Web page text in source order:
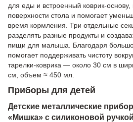
для еды и встроенный коврик-
поверхности стола и помогает
время кормления. Три отдельные
разделять разные продукты и
пищи для малыша. Благодаря
помогает поддерживать чистоту
тарелки-коврика — около 30 см в
см, объем ≈ 450 мл.
Приборы для детей
Детские металлические
«Мишка» с силиконовой